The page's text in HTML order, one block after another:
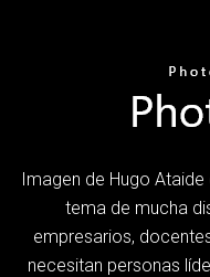
Imagen de Hugo Ataide
tema de mucha
empresarios,
necesitan personas